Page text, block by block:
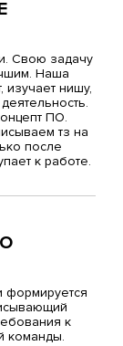
Свою задачу
Наша
изучает нишу,
ПО.
тз на
после
к работе.
формируется
к
команды.